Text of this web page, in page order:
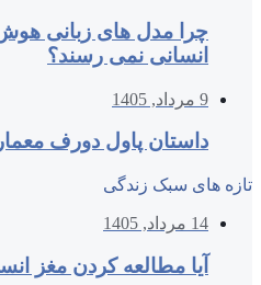
چرا مدل‌ های زبانی
انسانی نمی‌ رسند؟
9 مرداد, 1405
داستان پاول دورف
تازه های سبک زندگی
14 مرداد, 1405
آیا مطالعه کردن مغز